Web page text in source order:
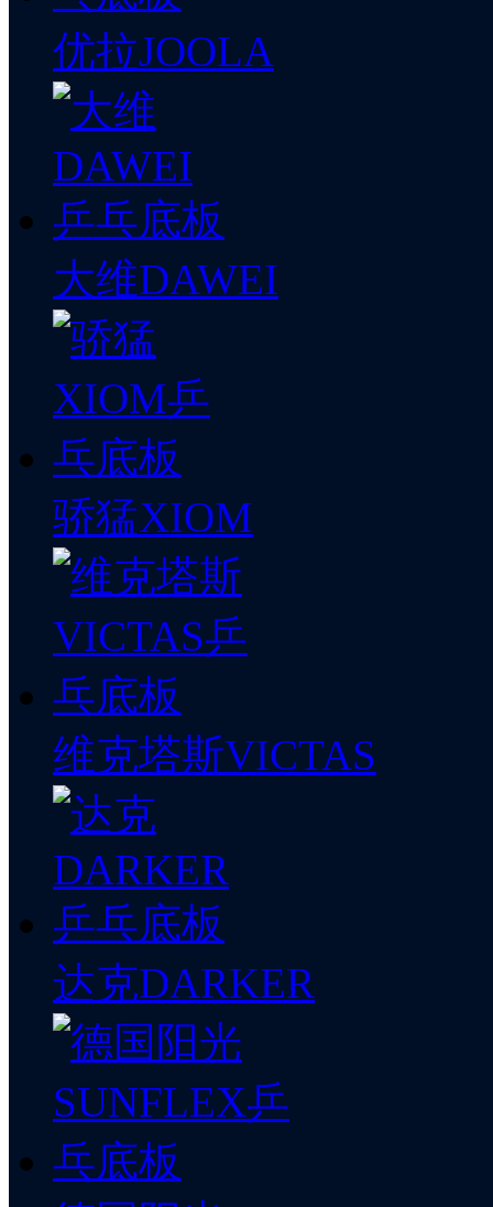
优拉JOOLA
大维DAWEI
骄猛XIOM
维克塔斯VICTAS
达克DARKER